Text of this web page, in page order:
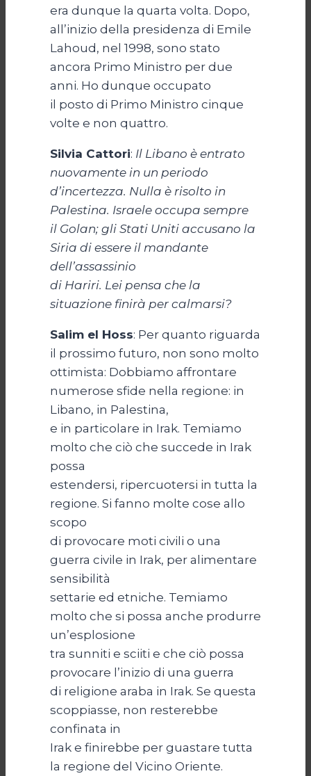
era dunque la quarta volta. Dopo,
all’inizio della presidenza di Emile
Lahoud, nel 1998, sono stato
ancora Primo Ministro per due
anni. Ho dunque occupato
il posto di Primo Ministro cinque
volte e non quattro.
Silvia Cattori: Il Libano è entrato
nuovamente in un periodo
d’incertezza. Nulla è risolto in
Palestina. Israele occupa sempre
il Golan; gli Stati Uniti accusano la
Siria di essere il mandante
dell’assassinio
di Hariri. Lei pensa che la
situazione finirà per calmarsi?
Salim el Hoss: Per quanto riguarda
il prossimo futuro, non sono molto
ottimista: Dobbiamo affrontare
numerose sfide nella regione: in
Libano, in Palestina,
e in particolare in Irak. Temiamo
molto che ciò che succede in Irak
possa
estendersi, ripercuotersi in tutta la
regione. Si fanno molte cose allo
scopo
di provocare moti civili o una
guerra civile in Irak, per alimentare
sensibilità
settarie ed etniche. Temiamo
molto che si possa anche produrre
un’esplosione
tra sunniti e sciiti e che ciò possa
provocare l’inizio di una guerra
di religione araba in Irak. Se questa
scoppiasse, non resterebbe
confinata in
Irak e finirebbe per guastare tutta
la regione del Vicino Oriente.